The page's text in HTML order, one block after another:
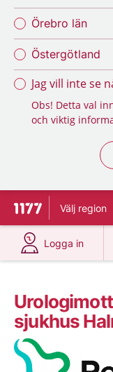
Örebro län
Östergötland
Jag vill inte se
Obs! Detta val
och viktig
Till startsidan för
Välj region
Logga in
på 1177.se
sjukhus